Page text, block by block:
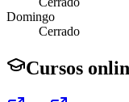
Domingo
Cerrado
Cursos